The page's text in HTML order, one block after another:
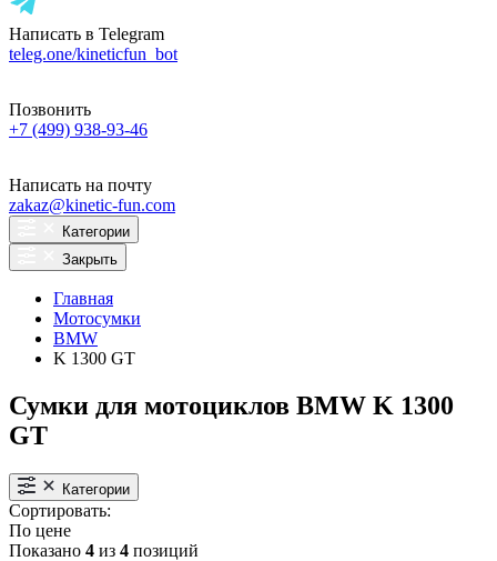
Написать в Telegram
teleg.one/kineticfun_bot
Позвонить
+7 (499) 938-93-46
Написать на почту
zakaz@kinetic-fun.com
Категории
Закрыть
Главная
Мотосумки
BMW
K 1300 GT
Сумки для мотоциклов BMW K 1300
GT
Категории
Сортировать:
По цене
Показано 4 из 4 позиций